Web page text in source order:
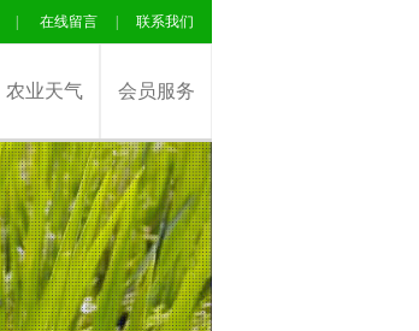
在线留言 联系我们
农业天气 会员服务